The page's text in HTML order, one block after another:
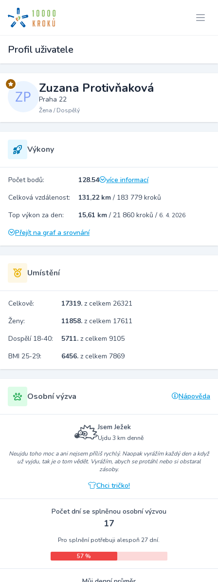
Profil uživatele
Zuzana Protivňaková
Praha 22
Žena / Dospělý
Výkony
Počet bodů: 128.54
více informací
Celková vzdálenost:
131,22 km / 183 779 kroků
Top výkon za den:
15,61 km / 21 860 kroků / 6. 4. 2026
Přejít na graf a srovnání
Umístění
Celkově: 17319. z celkem 26321
Ženy:
11858. z celkem 17611
Dospělí 18-40:
5711. z celkem 9105
BMI 25-29:
6456. z celkem 7869
Osobní výzva Nápověda
Jsem Ježek
Ujdu 3 km denně
Neujdu toho moc a ani nejsem příliš rychlý. Naopak vyrážím každý den a když
už vyjdu, tak je o tom vědět. Vyrážím, abych se protáhl nebo si obstaral
zásoby.
Chci tričko!
Počet dní se splněnou osobní výzvou
17
Pro splnění potřebuji alespoň 27 dní.
57 %